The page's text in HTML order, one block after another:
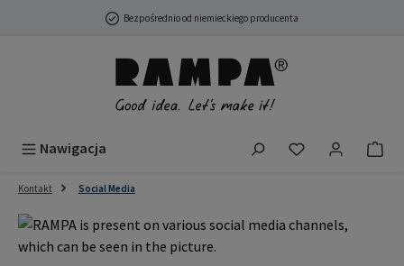
Przejdź do głównej zawartościBezpośrednio od niemieckiego producenta
Nawigacja Masz 0
Kontakt Social Media